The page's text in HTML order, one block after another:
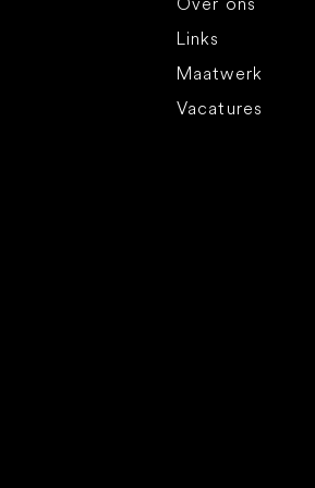
Links
Maatwerk
Vacatures